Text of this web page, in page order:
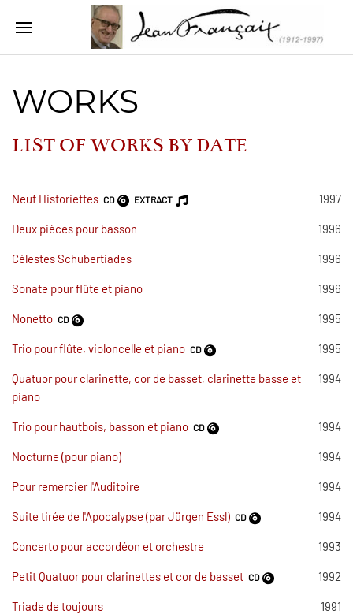
WORKS
LIST OF WORKS BY DATE
Neuf Historiettes CD EXTRACT 1997
Deux pièces pour basson 1996
Célestes Schubertiades 1996
Sonate pour flûte et piano 1996
Nonetto CD 1995
Trio pour flûte, violoncelle et piano CD 1995
Quatuor pour clarinette, cor de basset, clarinette basse et
piano
1994
Trio pour hautbois, basson et piano CD 1994
Nocturne (pour piano) 1994
Pour remercier l'Auditoire 1994
Suite tirée de l'Apocalypse (par Jürgen Essl) CD 1994
Concerto pour accordéon et orchestre 1993
Petit Quatuor pour clarinettes et cor de basset CD 1992
Triade de toujours 1991